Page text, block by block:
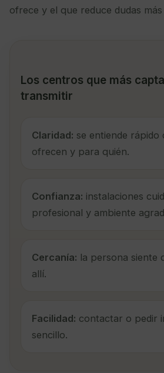
ofrece y el que reduce dudas
Los centros que más
transmitir
Claridad: se entiende rápido
ofrecen y para quién.
Confianza: instalaciones
profesional y ambiente
Cercanía: la persona siente
allí.
Facilidad: contactar o pedir
sencillo.